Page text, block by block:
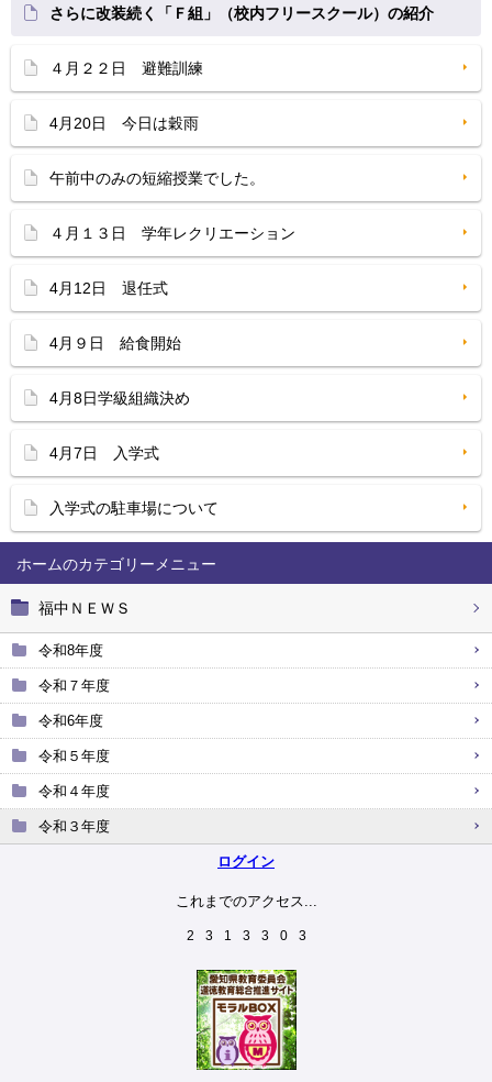
ホーム
福中ＮＥＷＳ
令和8年度
令和７年度
令和6年度
令和５年度
令和４年度
令和３年度
ログイン
これまでのアクセス...
2 3 1 3 3 0 3
さらに改装続く「Ｆ組」（校内フリースクール）の紹介
４月２２日 避難訓練
4月20日 今日は穀雨
午前中のみの短縮授業でした。
４月１３日 学年レクリエーション
4月12日 退任式
4月９日 給食開始
4月8日学級組織決め
4月7日 入学式
入学式の駐車場について